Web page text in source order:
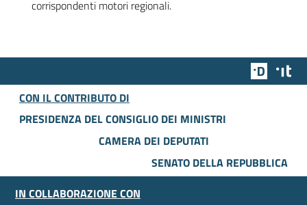
corrispondenti motori regionali.
Team
CON IL CONTRIBUTO DI
PRESIDENZA DEL CONSIGLIO DEI MINISTRI
CAMERA DEI DEPUTATI
SENATO DELLA REPUBBLICA
IN COLLABORAZIONE CON